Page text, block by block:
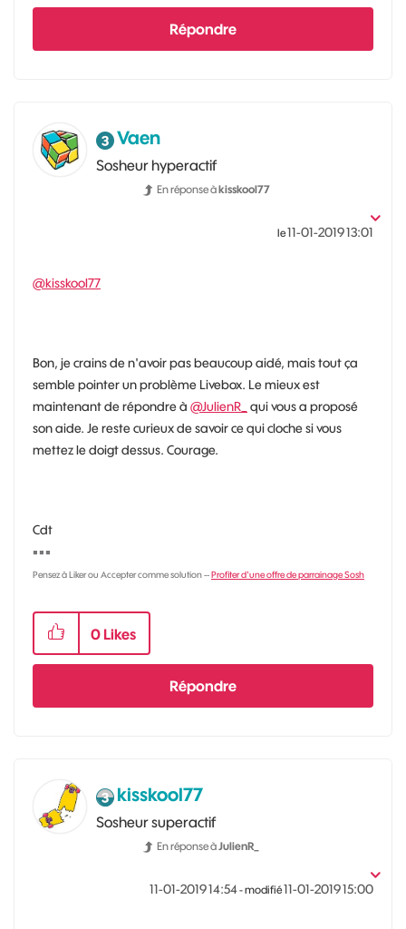
Répondre
Vaen
Sosheur hyperactif
En réponse àkisskool77
le‎11-01-201913:01
@kisskool77
Bon, je crains de n'avoir pas beaucoup aidé, mais tout ça
semble pointer un problème Livebox. Le mieux est
maintenant de répondre à @JulienR_ qui vous a proposé
son aide. Je reste curieux de savoir ce qui cloche si vous
mettez le doigt dessus. Courage.
Cdt
◾◾◾
Pensez à Liker ou Accepter comme solution --Profiter d'une offre de parrainage Sosh
0 Likes
Répondre
kisskool77
Sosheur superactif
En réponse àJulienR_
‎11-01-201914:54- modifié‎11-01-201915:00